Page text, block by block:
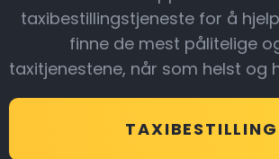
taxibestillingstjeneste for å
finne de mest pålitelige
taxitjenestene, når som helst og
TAXIBESTILLING